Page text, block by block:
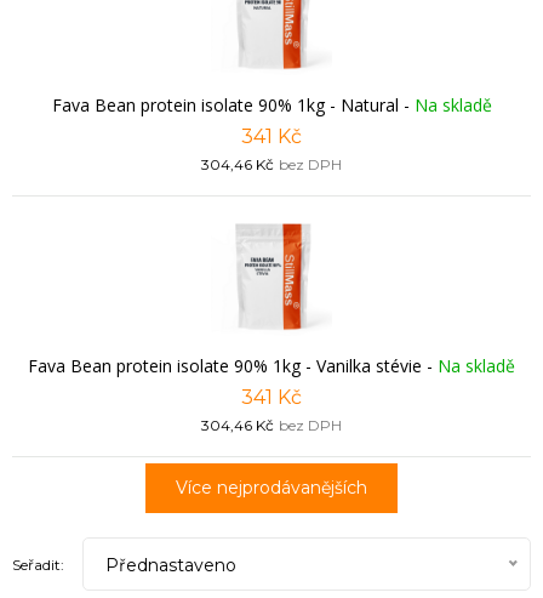
Fava Bean protein isolate 90% 1kg - Natural - Na skladě
341 Kč
304,46 Kč bez DPH
Fava Bean protein isolate 90% 1kg - Vanilka stévie - Na skladě
341 Kč
304,46 Kč bez DPH
Více nejprodávanějších
Seřadit: Přednastaveno